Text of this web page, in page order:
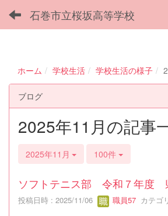
石巻市立桜坂高等学校
ホーム 学校生活 学校生活の様子
ブログ
2025年11月の記事
2025年11月 100件
ソフトテニス部 令和７年度
投稿日時 : 2025/11/06 職員57 カテゴ